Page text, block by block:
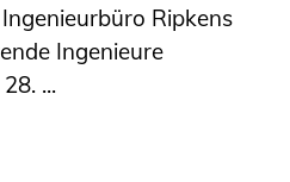
Ripkens
Ingenieure
...